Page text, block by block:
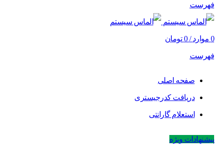
فهرست
0 موارد /
0 تومان
فهرست
صفحه اصلی
دریافت کدرجیستری
استعلام گارانتی
پیشنهادات ویژه